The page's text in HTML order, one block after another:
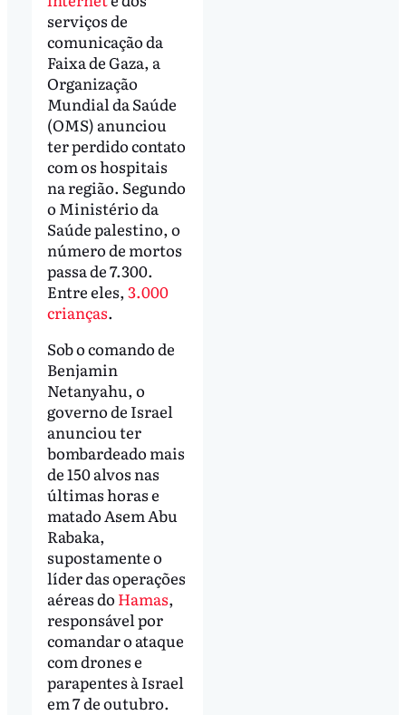
serviços de
comunicação da
Faixa de Gaza, a
Organização
Mundial da Saúde
(OMS) anunciou
ter perdido contato
com os hospitais
na região. Segundo
o Ministério da
Saúde palestino, o
número de mortos
passa de 7.300.
Entre eles, 3.000
crianças.
Sob o comando de
Benjamin
Netanyahu, o
governo de Israel
anunciou ter
bombardeado mais
de 150 alvos nas
últimas horas e
matado Asem Abu
Rabaka,
supostamente o
líder das operações
aéreas do Hamas,
responsável por
comandar o ataque
com drones e
parapentes à Israel
em 7 de outubro.